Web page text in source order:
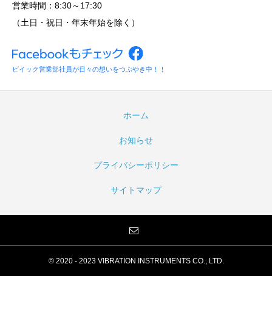
営業時間：8:30～17:30
（土日・祝日・年末年始を除く）
ビイック営業部社員が日々の想いをつぶやき中！！
ホーム
お知らせ
プライバシーポリシー
サイトマップ
© 2020 - 2023 VIBRATION INSTRUMENTS CO., LTD.